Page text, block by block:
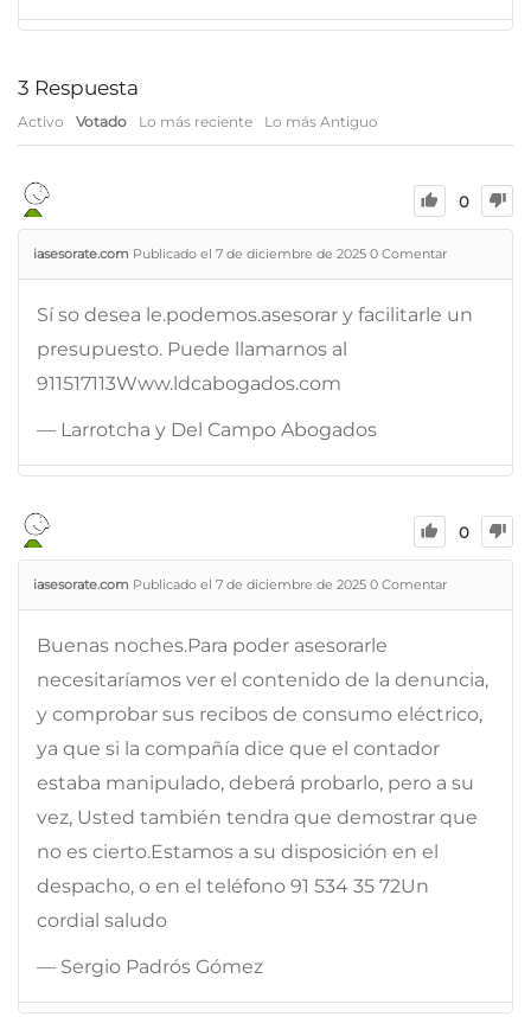
3 Respuesta
Activo Votado Lo más reciente Lo más Antiguo
0
iasesorate.com Publicado el 7 de diciembre de 2025 0 Comentar
Sí so desea le.podemos.asesorar y facilitarle un
presupuesto. Puede llamarnos al
911517113Www.ldcabogados.com
— Larrotcha y Del Campo Abogados
0
iasesorate.com Publicado el 7 de diciembre de 2025 0 Comentar
Buenas noches.Para poder asesorarle
necesitaríamos ver el contenido de la denuncia,
y comprobar sus recibos de consumo eléctrico,
ya que si la compañía dice que el contador
estaba manipulado, deberá probarlo, pero a su
vez, Usted también tendra que demostrar que
no es cierto.Estamos a su disposición en el
despacho, o en el teléfono 91 534 35 72Un
cordial saludo
— Sergio Padrós Gómez